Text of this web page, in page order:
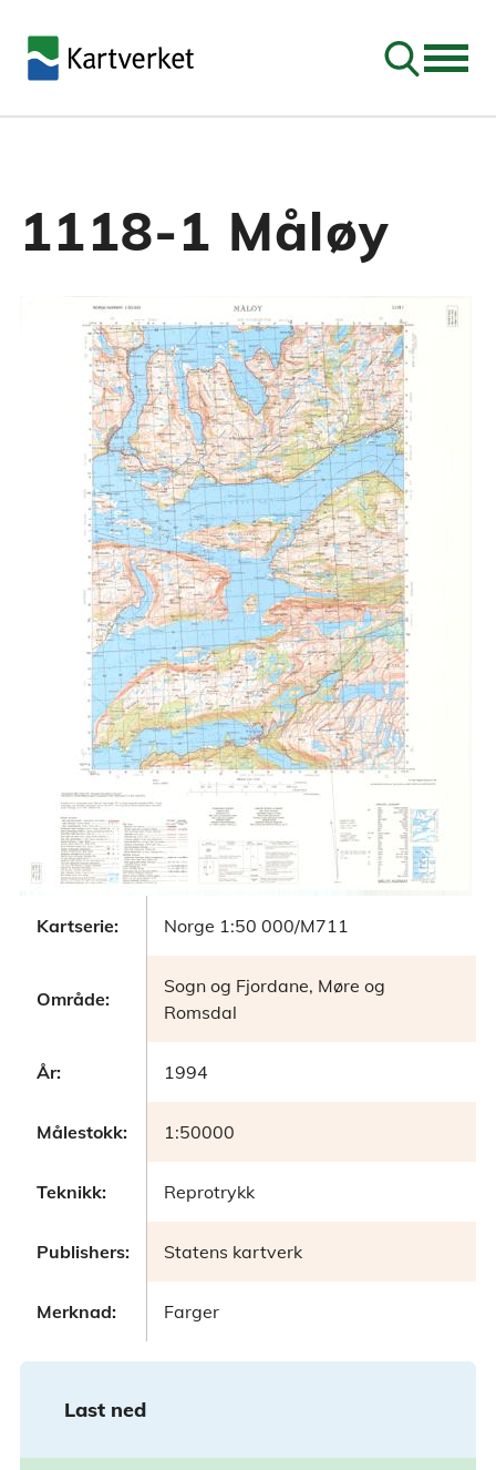
Søk
1118-1 Måløy
Kartserie: Norge 1:50 000/M711
Område:
Sogn og Fjordane, Møre og
Romsdal
År: 1994
Målestokk: 1:50000
Teknikk: Reprotrykk
Publishers: Statens kartverk
Merknad: Farger
Last ned